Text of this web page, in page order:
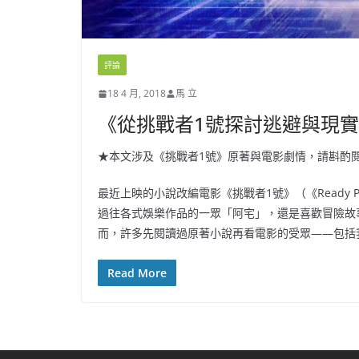
評論
18 4 月, 2018 馬 立
《從挑戰者1號探討逃避與現
★本文涉及《挑戰者1號》原著與電影劇情，請斟酌
最近上映的小說改編電影《挑戰者1號》（《
過往各式娛樂作品的一眾「阿宅」，還是喜歡冒險
而，許多先閱讀過原著小說再看電影的受眾——包
Read More